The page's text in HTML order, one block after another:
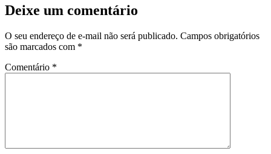
Deixe um comentário
O seu endereço de e-mail não será publicado. Campos obrigatórios
são marcados com *
Comentário *